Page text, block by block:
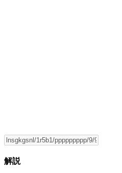
解説